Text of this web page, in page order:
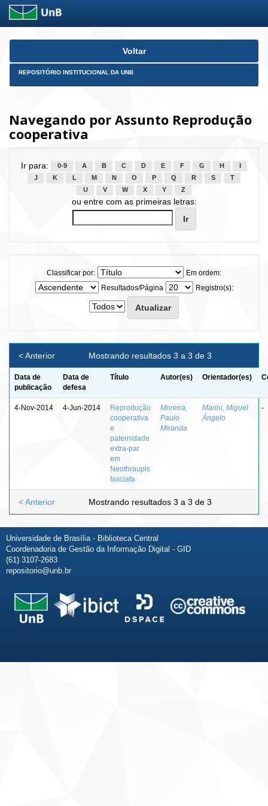
Skip
Voltar
REPOSITÓRIO INSTITUCIONAL DA UNB
Navegando por Assunto Reprodução
cooperativa
Ir para: 0-9 A B C D E F G H
J
K L M N O P Q R S
T
U
V W X Y Z
ou entre com as primeiras letras:
Classificar por:
Em ordem:
Resultados/Página
Registro(s):
Mostrando resultados 3 a 3 de 3
< Anterior
Data de
publicação
Data de
defesa
Título Autor(es) Orientador(es)
4-Nov-2014 4-Jun-2014
Reprodução
cooperativa
e
paternidade
extra-par
em
Neothraupis
fasciata
Moreira,
Paulo
Miranda
Marini, Miguel
Ângelo
-
Mostrando resultados 3 a 3 de 3
< Anterior
Universidade de Brasília - Biblioteca Central
Coordenadoria de Gestão da Informação Digital - GID
(61) 3107-2683
repositorio@unb.br